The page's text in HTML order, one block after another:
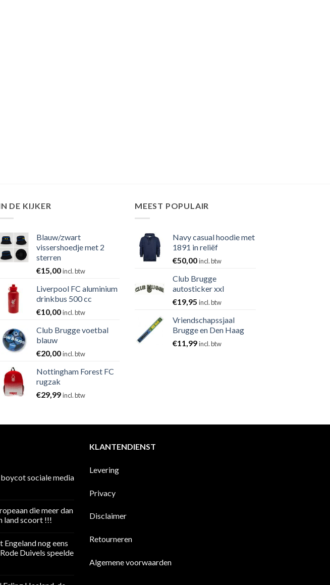
DE KIJKER
Blauw/zwart
vissershoedje met 2
sterren
€15,00incl. btw
Liverpool FC aluminium
drinkbus 500 cc
€10,00incl. btw
Club Brugge voetbal
blauw
€20,00incl. btw
Nottingham Forest FC
rugzak
€29,99incl. btw
MEEST POPULAIR
Navy casual hoodie met
1891 in reliëf
€50,00incl. btw
Club Brugge
autosticker xxl
€19,95 incl. btw
Vriendschapssjaal
Brugge en Den Haag
€11,99incl. btw
sociale media
die meer dan
land scoort !!!
Engeland nog eens
Duivels speelde
KLANTENDIENST
Levering
Privacy
Disclaimer
Retourneren
Algemene voorwaarden